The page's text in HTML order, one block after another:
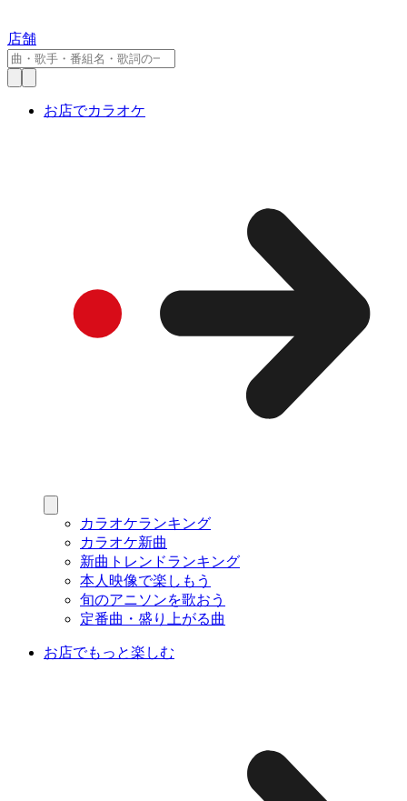
店舗
お店でカラオケ
カラオケランキング
カラオケ新曲
新曲トレンドランキング
本人映像で楽しもう
旬のアニソンを歌おう
定番曲・盛り上がる曲
お店でもっと楽しむ